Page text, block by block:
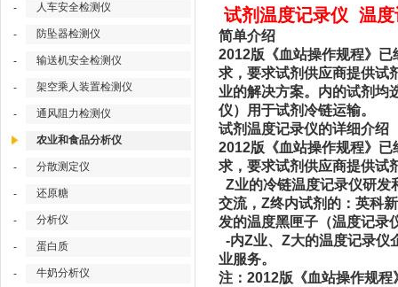
- 人车安全检测仪
- 防坠器检测仪
- 输送机安全检测仪
- 架空乘人装置检测仪
- 通风阻力检测仪
农业和食品分析仪
- 分散测定仪
- 还原糖
- 分析仪
- 蛋白质
- 牛奶分析仪
试剂温度记录仪 温
简单介绍
2012版《血站操作规程》
求，要求试剂供应商提供试
业的解决方案。内的试剂均
仪）用于试剂冷链运输。
试剂温度记录仪的详细介绍
2012版《血站操作规程》
求，要求试剂供应商提供试
Z业的冷链温度记录仪研发
交流，Z终内试剂的：英科
发的温度黑匣子（温度记录
-内Z业、Z大的温度记录仪
业服务。
注：2012版《血站操作规程